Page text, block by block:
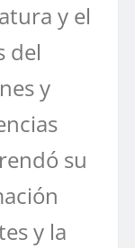
y el
del
y
su
y la